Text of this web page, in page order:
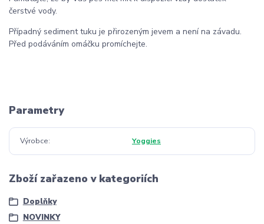
čerstvé vody.
Případný sediment tuku je přirozeným jevem a není na závadu.
Před podáváním omáčku promíchejte.
Parametry
Výrobce Yoggies
Zboží zařazeno v kategoriích
Doplňky
NOVINKY